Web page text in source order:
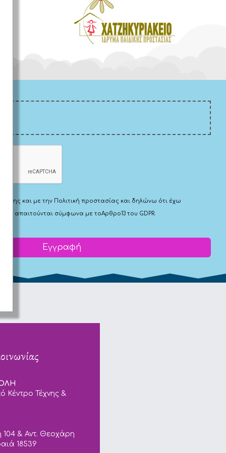
και με την Πολιτική προστασίας και δηλώνω ότι έχω
που απαιτούνται σύμφωνα με τοΑρθρο13 του GDPR.
Εγγραφή
Κέντρο Τέχνης &
104 & Αντ. Θεοχάρη
18539